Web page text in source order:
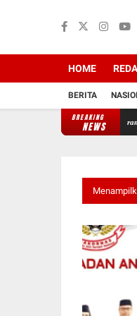
HOME
BERITA
BREAKING
NEWS
Mafia Tanah Merampas Hak